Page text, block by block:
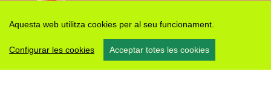
Aquesta web utilitza cookies per al seu funcionament.
Configurar les cookies Acceptar totes les cookies